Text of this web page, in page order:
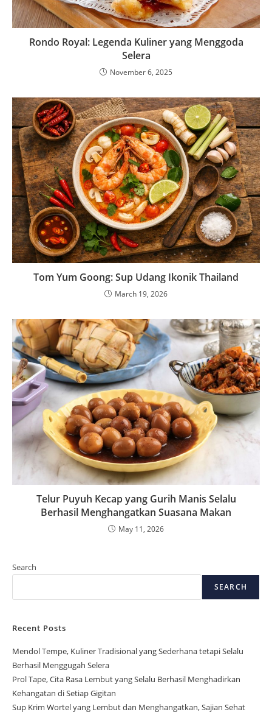
Rondo Royal: Legenda Kuliner yang Menggoda
Selera
November 6, 2025
Tom Yum Goong: Sup Udang Ikonik Thailand
March 19, 2026
Telur Puyuh Kecap yang Gurih Manis Selalu
Berhasil Menghangatkan Suasana Makan
May 11, 2026
Search
SEARCH
Recent Posts
Mendol Tempe, Kuliner Tradisional yang Sederhana tetapi Selalu
Berhasil Menggugah Selera
Prol Tape, Cita Rasa Lembut yang Selalu Berhasil Menghadirkan
Kehangatan di Setiap Gigitan
Sup Krim Wortel yang Lembut dan Menghangatkan, Sajian Sehat